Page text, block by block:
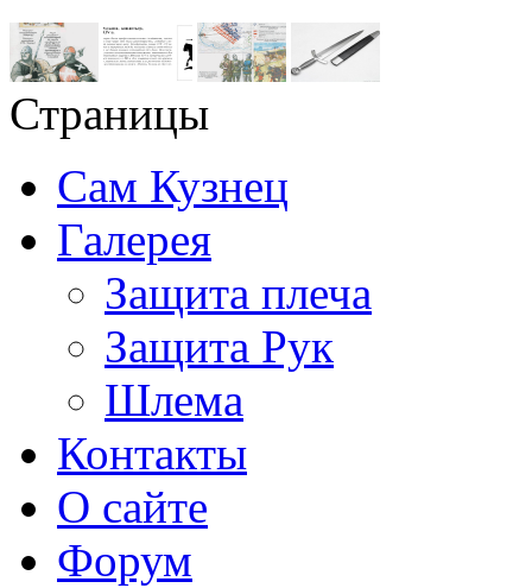
Страницы
Сам Кузнец
Галерея
Защита плеча
Защита Рук
Шлема
Контакты
О сайте
Форум